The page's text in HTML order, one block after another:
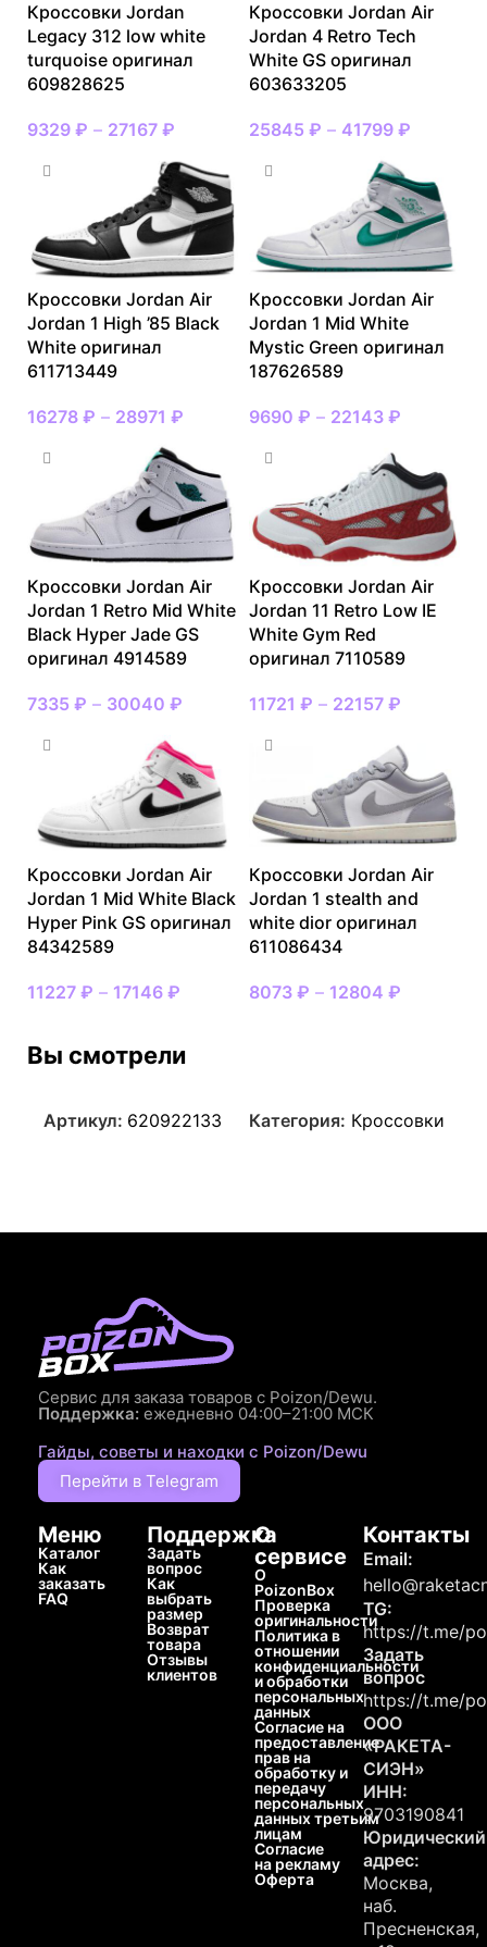
Кроссовки Jordan
Legacy 312 low white
turquoise оригинал
609828625
9329 ₽ – 27167 ₽
Кроссовки Jordan Air
Jordan 4 Retro Tech
White GS оригинал
603633205
25845 ₽ – 41799 ₽
Кроссовки Jordan Air
Jordan 1 High ’85 Black
White оригинал
611713449
16278 ₽ – 28971 ₽
Кроссовки Jordan Air
Jordan 1 Mid White
Mystic Green оригинал
187626589
9690 ₽ – 22143 ₽
Кроссовки Jordan Air
Jordan 1 Retro Mid White
Black Hyper Jade GS
оригинал 4914589
7335 ₽ – 30040 ₽
Кроссовки Jordan Air
Jordan 11 Retro Low IE
White Gym Red
оригинал 7110589
11721 ₽ – 22157 ₽
Кроссовки Jordan Air
Jordan 1 Mid White Black
Hyper Pink GS оригинал
84342589
11227 ₽ – 17146 ₽
Кроссовки Jordan Air
Jordan 1 stealth and
white dior оригинал
611086434
8073 ₽ – 12804 ₽
Вы смотрели
Артикул: 620922133 Категория: Кроссовки
Сервис для заказа товаров с Poizon/Dewu.
Поддержка: ежедневно 04:00–21:00 МСК
Гайды, советы и находки с Poizon/Dewu
Перейти в Telegram
Меню
Каталог
Как
заказать
FAQ
Поддержка
Задать
вопрос
Как
выбрать
размер
Возврат
товара
Отзывы
клиентов
О
сервисе
О
PoizonBox
Проверка
оригинальности
Политика в
отношении
конфиденциальности
и обработки
персональных
данных
Согласие на
предоставление
прав на
обработку и
передачу
персональных
данных третьим
лицам
Согласие
на рекламу
Оферта
Контакты
Email:
TG:
https://t.me/
Задать
вопрос
https://t.me/
ООО
«РАКЕТА-
СИЭН»
ИНН:
9703190841
Юридический
адрес:
Москва,
наб.
Пресненская,